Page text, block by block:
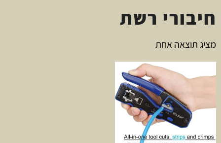
חיבורי רשת
מציג תוצאה אחת